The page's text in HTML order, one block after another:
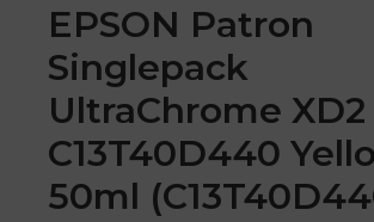
EPSON Patron
Singlepack
UltraChrome XD2
C13T40D440
50ml